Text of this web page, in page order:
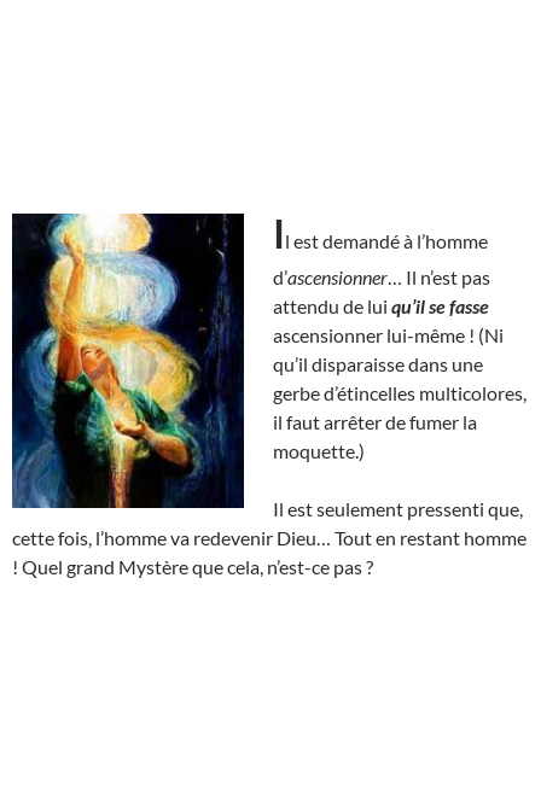
Il est demandé à l’homme
d’ascensionner … Il n’est pas
attendu de lui qu’il se fasse
ascensionner lui-même ! (Ni
qu’il disparaisse dans une
gerbe d’étincelles multicolores,
il faut arrêter de fumer la
moquette.)
Il est seulement pressenti que,
cette fois, l’homme va redevenir Dieu… Tout en restant homme
! Quel grand Mystère que cela, n’est-ce pas ?